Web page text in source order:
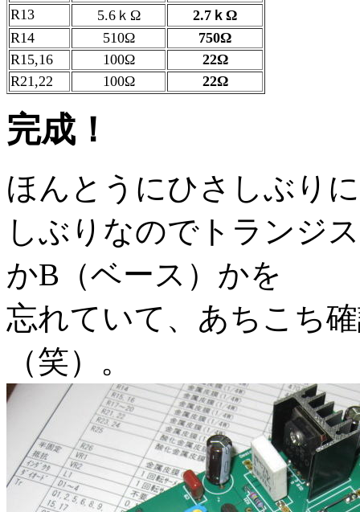
R13 5.6ｋΩ
2.7ｋΩ
R14
510Ω
750Ω
R15,16
100Ω
22Ω
R21,22
100Ω 22Ω
完成！
ほんとうにひさしぶり
しぶりなのでトランジ
かB（ベース）かを
忘れていて、あちこち
（笑）。